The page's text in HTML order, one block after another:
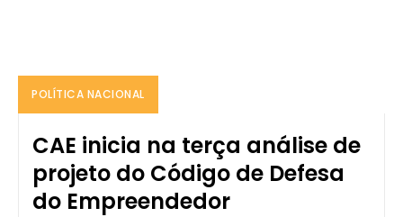
POLÍTICA NACIONAL
CAE inicia na terça análise de
projeto do Código de Defesa
do Empreendedor